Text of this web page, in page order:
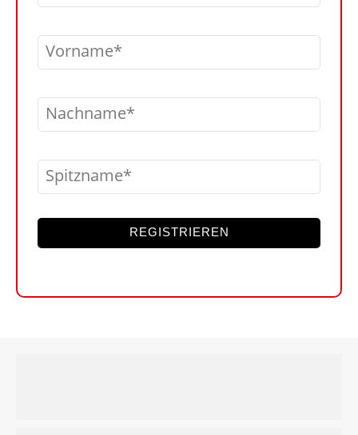
Vorname
Nachname
Spitzname
REGISTRIEREN